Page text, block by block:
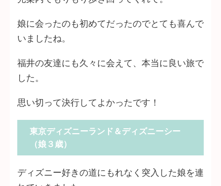
娘に会ったのも初めてだったのでとても喜んで
いましたね。
福井の友達にも久々に会えて、本当に良い旅で
した。
思い切って決行してよかったです！
東京ディズニーランド＆ディズニーシー
（娘３歳）
ディズニー好きの道にもれなく突入した娘を連